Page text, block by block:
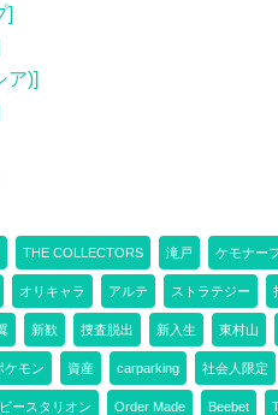
]
ア)]
THE COLLECTORS 滝戸 ケモナー
オリキャラ アルテ ストラテジー
新歓 捜査脱出 新入生 東村山
ケモン 資産 carparking 社会人限定
ースタリオン Order Made Beebet